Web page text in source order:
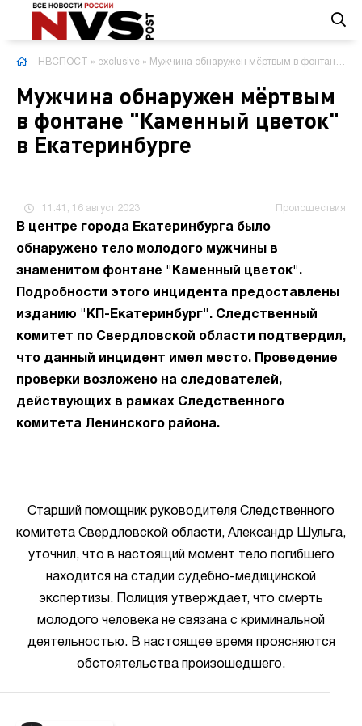
НВСПОСТ » exclusive » Мужчина обнаружен мёртвым в фонтане "Каменный цветок" в Екатеринбурге
Мужчина обнаружен мёртвым
в фонтане "Каменный цветок"
в Екатеринбурге
11:41, 16 август 2023 Происшествия
В центре города Екатеринбурга было
обнаружено тело молодого мужчины в
знаменитом фонтане "Каменный цветок".
Подробности этого инцидента предоставлены
изданию "КП-Екатеринбург". Следственный
комитет по Свердловской области подтвердил,
что данный инцидент имел место. Проведение
проверки возложено на следователей,
действующих в рамках Следственного
комитета Ленинского района.
Старший помощник руководителя Следственного
комитета Свердловской области, Александр Шульга,
уточнил, что в настоящий момент тело погибшего
находится на стадии судебно-медицинской
экспертизы. Полиция утверждает, что смерть
молодого человека не связана с криминальной
деятельностью. В настоящее время проясняются
обстоятельства произошедшего.